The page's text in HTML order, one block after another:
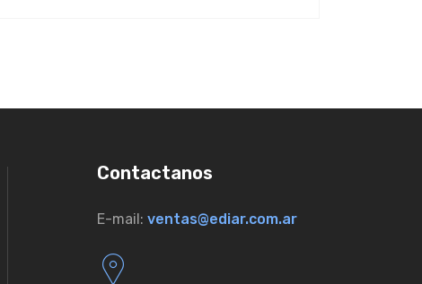
Contactanos
E-mail: ventas@ediar.com.ar